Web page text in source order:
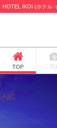
HOTEL IKOI (ホテル
TOP 写